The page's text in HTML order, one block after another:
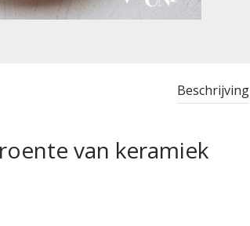
Beschrijving
van keramiek